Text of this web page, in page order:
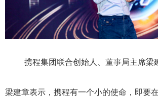
携程集团联合创始人、董事局主席梁
梁建章表示，携程有一个小的使命，即要